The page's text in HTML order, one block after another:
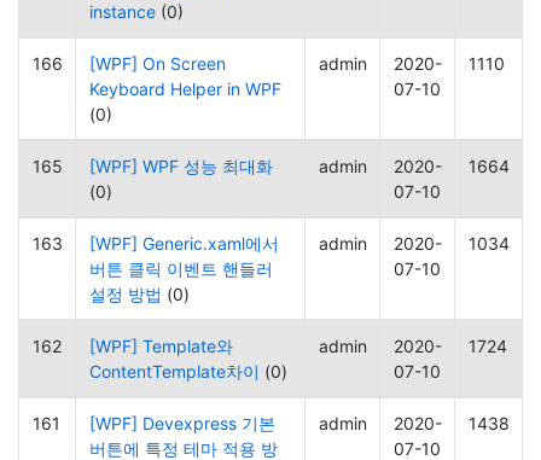
instance(0)
166
[WPF] On Screen
Keyboard Helper in WPF
(0)
admin
2020-
07-10
1110
165
[WPF] WPF 성능 최대화
(0)
admin
2020-
07-10
1664
163
[WPF] Generic.xaml에서
버튼 클릭 이벤트 핸들러
설정 방법 (0)
admin
2020-
07-10
1034
162
[WPF] Template와
ContentTemplate차이 (0)
admin
2020-
07-10
1724
161
[WPF] Devexpress 기본
버튼에 특정 테마 적용 방
admin
2020-
07-10
1438